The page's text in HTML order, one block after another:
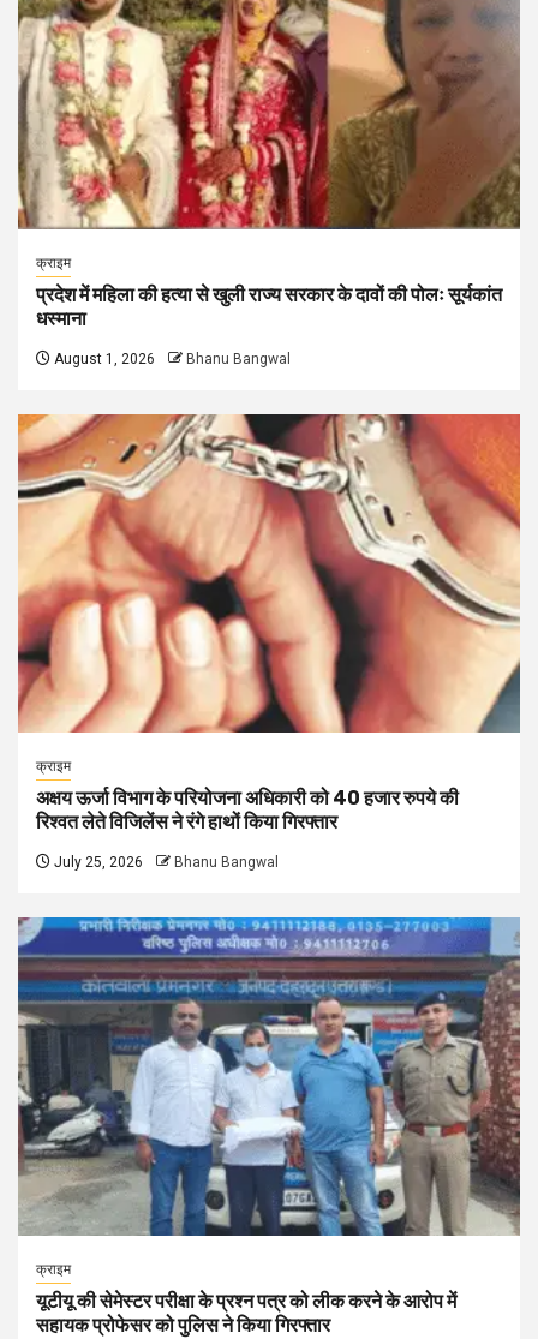
क्राइम
प्रदेश में महिला की हत्या से खुली राज्य सरकार के दावों की पोलः सूर्यकांत
धस्माना
August 1, 2026 Bhanu Bangwal
क्राइम
अक्षय ऊर्जा विभाग के परियोजना अधिकारी को 40 हजार रुपये की
रिश्वत लेते विजिलेंस ने रंगे हाथों किया गिरफ्तार
July 25, 2026 Bhanu Bangwal
क्राइम
यूटीयू की सेमेस्टर परीक्षा के प्रश्न पत्र को लीक करने के आरोप में
सहायक प्रोफेसर को पुलिस ने किया गिरफ्तार